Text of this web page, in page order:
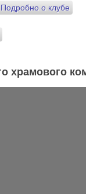
Подробно о клубе
храмового